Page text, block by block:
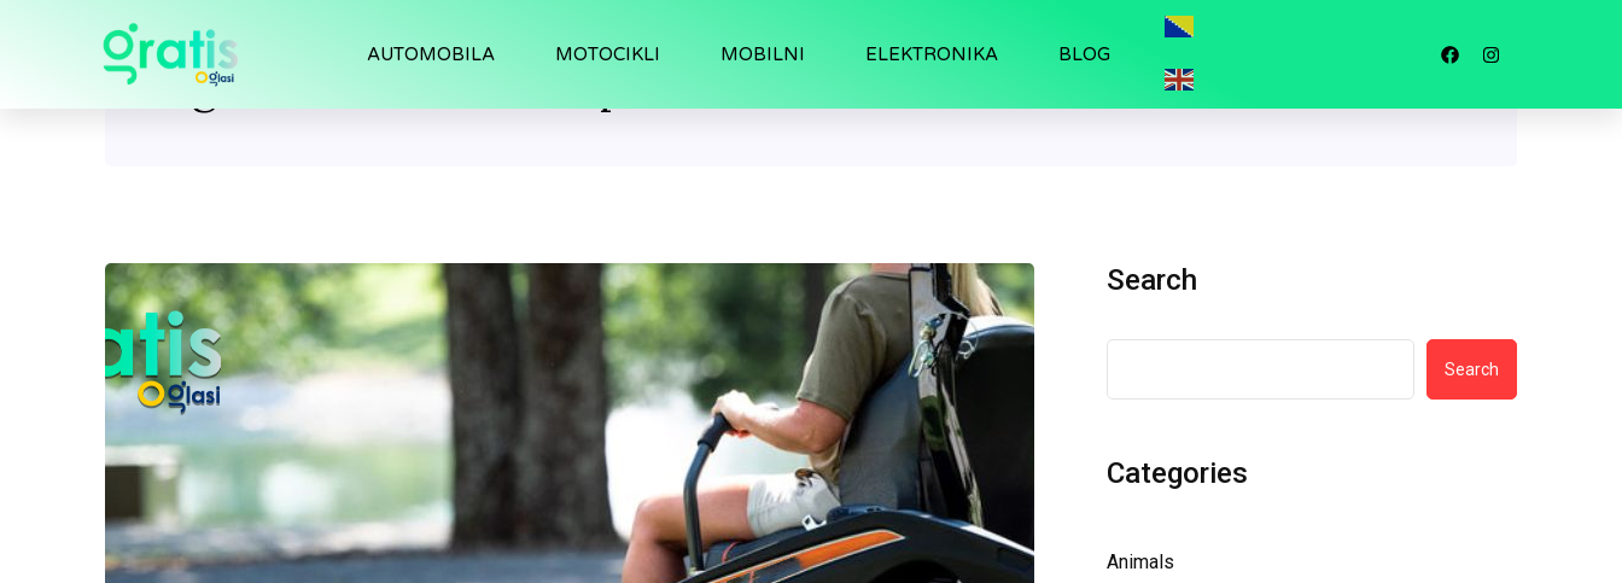
AUTOMOBILA MOTOCIKLI MOBILNI ELEKTRONIKA BLOG
Tag:
Search
Search
Categories
Animals